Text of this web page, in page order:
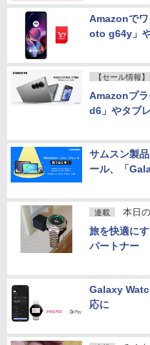
Amazonでワ
oto g64y」
【セール情報】
Amazonプ
d6」やタブ
サムスン製
ール、「
連載 本日
旅を快適に
パートナー
Galaxy
応に